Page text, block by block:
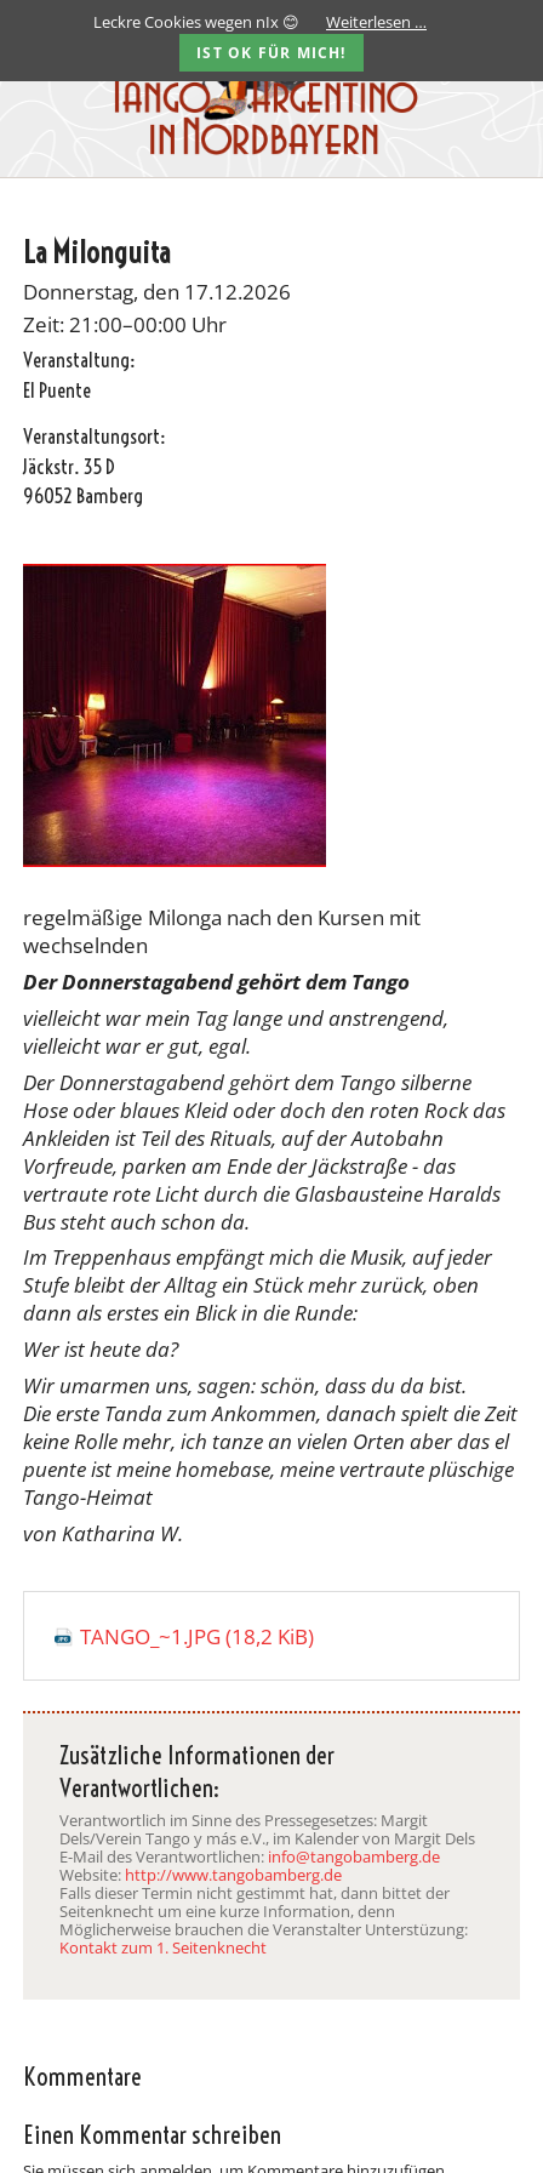
La Milonguita
Donnerstag, den 17.12.2026
Zeit: 21:00–00:00 Uhr
Veranstaltung:
El Puente
Veranstaltungsort:
Jäckstr. 35 D
96052 Bamberg
regelmäßige Milonga nach den Kursen mit
wechselnden
​Der Donnerstagabend gehört dem Tango
vielleicht war mein Tag lange und anstrengend,
vielleicht war er gut, egal.
Der Donnerstagabend gehört dem Tango silberne
Hose oder blaues Kleid oder doch den roten Rock das
Ankleiden ist Teil des Rituals, auf der Autobahn
Vorfreude, parken am Ende der Jäckstraße - das
vertraute rote Licht durch die Glasbausteine Haralds
Bus steht auch schon da.
Im Treppenhaus empfängt mich die Musik, auf jeder
Stufe bleibt der Alltag ein Stück mehr zurück, oben
dann als erstes ein Blick in die Runde:
Wer ist heute da?
Wir umarmen uns, sagen: schön, dass du da bist.
Die erste Tanda zum Ankommen, danach spielt die Zeit
keine Rolle mehr, ich tanze an vielen Orten aber das el
puente ist meine homebase, meine vertraute plüschige
Tango-Heimat
von Katharina W.
TANGO_~1.JPG(18,2 KiB)
Zusätzliche Informationen der
Verantwortlichen:
Verantwortlich im Sinne des Pressegesetzes: Margit
Dels/Verein Tango y más e.V., im Kalender von Margit Dels
E-Mail des Verantwortlichen: info@tangobamberg.de
Website: http://www.tangobamberg.de
Falls dieser Termin nicht gestimmt hat, dann bittet der
Seitenknecht um eine kurze Information, denn
Möglicherweise brauchen die Veranstalter Unterstüzung:
Kontakt zum 1. Seitenknecht
Kommentare
Einen Kommentar schreiben
Leckre Cookies wegen nIx 😊 Weiterlesen …
IST OK FÜR MICH!